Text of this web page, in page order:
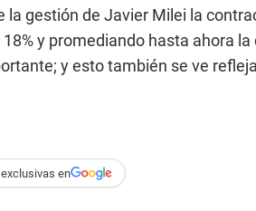
gestión de Javier Milei la
y promediando hasta ahora la
y esto también se ve
en